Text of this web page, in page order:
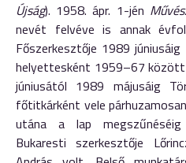
Újság). 1958. ápr. 1-jén
nevét felvéve is annak
Főszerkesztője 1989
helyettesként 1959–67
júniusától 1989 májusáig
főtitkárként vele
utána a lap
Bukaresti szerkesztője